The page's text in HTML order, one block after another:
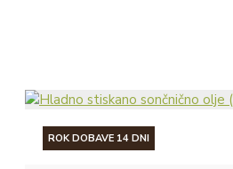
Naravna kozmetika
Slike
Svečke, voski in izparilniki
ROK DOBAVE 14 DNI